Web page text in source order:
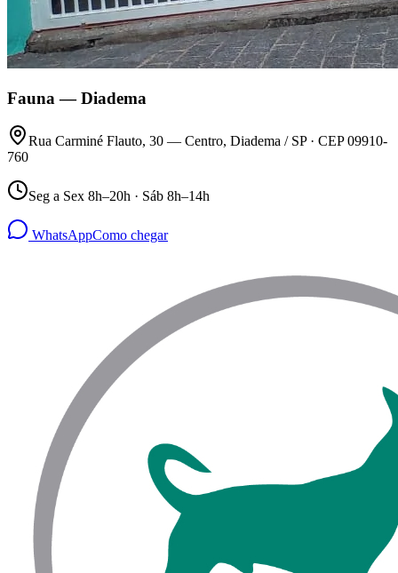
Fauna —Diadema
Rua Carminé Flauto, 30 — Centro, Diadema / SP · CEP 09910-
760
Seg a Sex 8h–20h · Sáb 8h–14h
WhatsAppComo chegar